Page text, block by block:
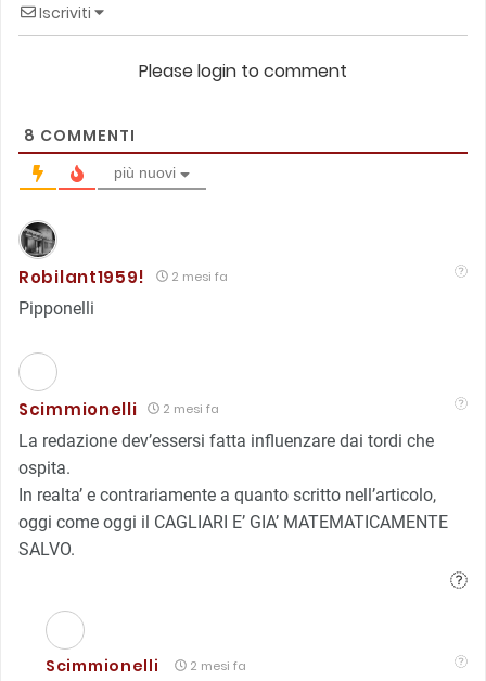
Iscriviti
Please login to comment
8 COMMENTI
più nuovi
Robilant1959! 2 mesi fa
Pipponelli
Scimmionelli 2 mesi fa
La redazione dev’essersi fatta influenzare dai tordi che
ospita.
In realta’ e contrariamente a quanto scritto nell’articolo,
oggi come oggi il CAGLIARI E’ GIA’ MATEMATICAMENTE
SALVO.
Scimmionelli 2 mesi fa